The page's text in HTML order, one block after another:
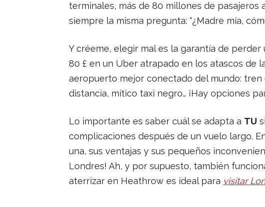
terminales, más de 80 millones de pasajeros
siempre la misma pregunta: “¿Madre mía,
Y créeme, elegir mal es la garantía de
80 £ en un Uber atrapado en los atascos de
aeropuerto mejor conectado del mundo:
distancia, mítico taxi negro… ¡Hay opciones
Lo importante es saber cuál se adapta a TU
complicaciones después de un vuelo largo.
una, sus ventajas y sus pequeños
Londres! Ah, y por supuesto, también
aterrizar en Heathrow es ideal para visitar